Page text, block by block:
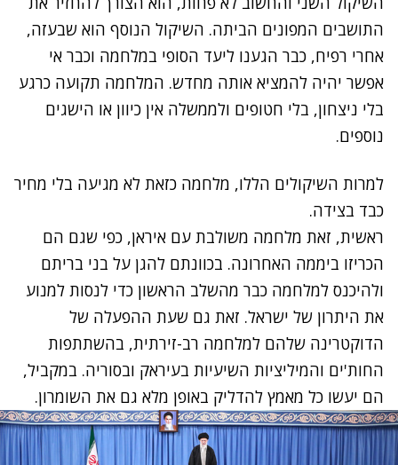
התושבים המפונים הביתה. השיקול הנוסף הוא שבעזה,
אחרי רפיח, כבר הגענו ליעד הסופי במלחמה וכבר אי
אפשר יהיה להמציא אותה מחדש. המלחמה תקועה כרגע
בלי ניצחון, בלי חטופים ולממשלה אין כיוון או הישגים
נוספים.
למרות השיקולים הללו, מלחמה כזאת לא מגיעה בלי מחיר
כבד בצידה.
ראשית, זאת מלחמה משולבת עם איראן, כפי שגם הם
הכריזו ביממה האחרונה. בכוונתם להגן על בני בריתם
ולהיכנס למלחמה כבר מהשלב הראשון כדי לנסות למנוע
את היתרון של ישראל. זאת גם שעת ההפעלה של
הדוקטרינה שלהם למלחמה רב-זירתית, בהשתתפות
החות'ים והמיליציות השיעיות בעיראק ובסוריה. במקביל,
הם יעשו כל מאמץ להדליק באופן מלא גם את השומרון.